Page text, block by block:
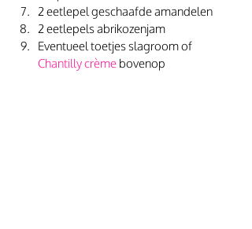
2 eetlepel geschaafde amandelen
2 eetlepels abrikozenjam
Eventueel toetjes slagroom of
Chantilly crème bovenop